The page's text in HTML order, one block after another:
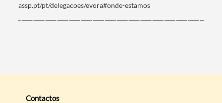
assp.pt/pt/delegacoes/evora#onde-estamos
Contactos